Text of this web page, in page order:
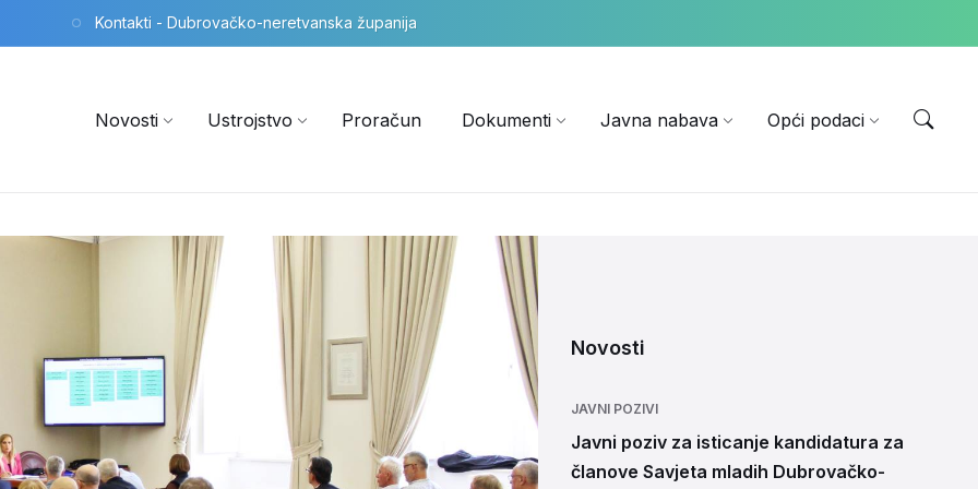
Kontakti - Dubrovačko-neretvanska županija
Novosti Ustrojstvo Proračun Dokumenti Javna nabava Opći podaci
Novosti
JAVNI POZIVI
Javni poziv za isticanje kandidatura za
članove Savjeta mladih Dubrovačko-